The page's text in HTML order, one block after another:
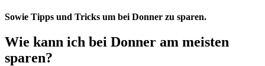
Sowie Tipps und Tricks um bei Donner zu sparen.
Wie kann ich bei Donner am meisten
sparen?